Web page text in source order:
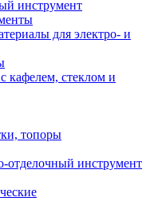
инструмент
для электро- и
кафелем, стеклом и
топоры
инструмент